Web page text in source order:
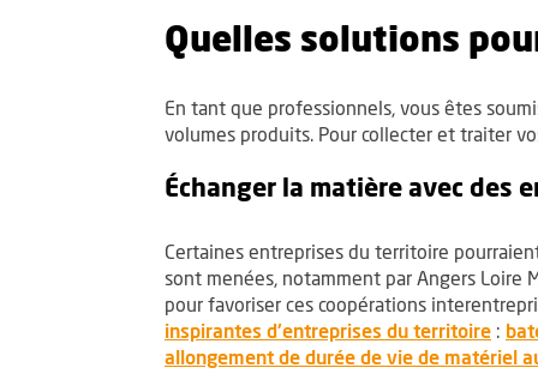
Quelles solutions
En tant que professionnels, vous êtes
volumes produits. Pour collecter et traiter
Échanger la matière avec des
Certaines entreprises du territoire
sont menées, notamment par Angers Loire
pour favoriser ces coopérations
inspirantes d'entreprises du territoire,:
allongement de durée de vie de matériel